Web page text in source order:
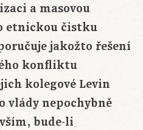
a masovou
etnickou čistku
jakožto řešení
konfliktu
kolegové Levin
vlády nepochybně
bude-li